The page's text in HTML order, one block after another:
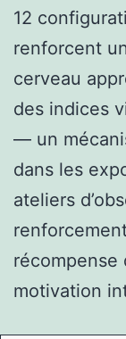
12
renforcent
cerveau
des indices
— un
dans les
ateliers
récompense
motivation